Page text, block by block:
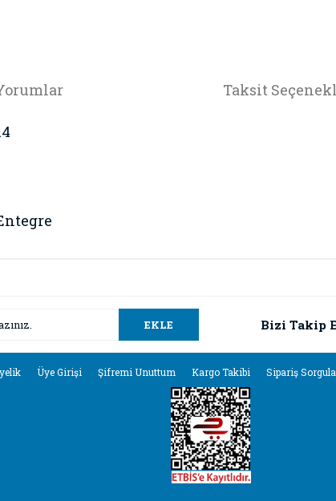
Taksit
EKLE Bizi Takip
Üye Girişi Şifremi Unuttum Kargo Takibi Sipariş Sorgula